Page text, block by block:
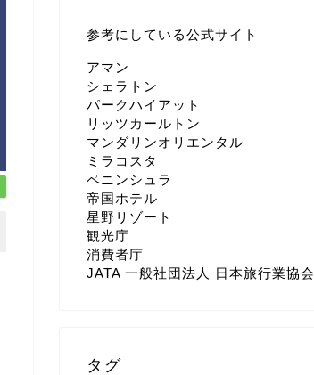
参考にしている公式サイト
アマン
シェラトン
パークハイアット
リッツカールトン
マンダリンオリエンタル
ミラコスタ
ペニンシュラ
帝国ホテル
星野リゾート
観光庁
消費者庁
JATA 一般社団法人 日本旅行業協会
タグ